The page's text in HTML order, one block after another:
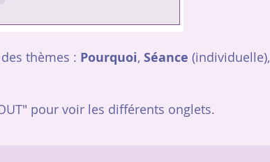
thèmes : Pourquoi, Séance (individuelle),
pour voir les différents onglets.